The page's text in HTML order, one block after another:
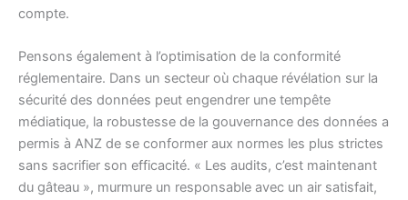
compte.
Pensons également à l’optimisation de la conformité
réglementaire. Dans un secteur où chaque révélation sur la
sécurité des données peut engendrer une tempête
médiatique, la robustesse de la gouvernance des données a
permis à ANZ de se conformer aux normes les plus strictes
sans sacrifier son efficacité. « Les audits, c’est maintenant
du gâteau », murmure un responsable avec un air satisfait,